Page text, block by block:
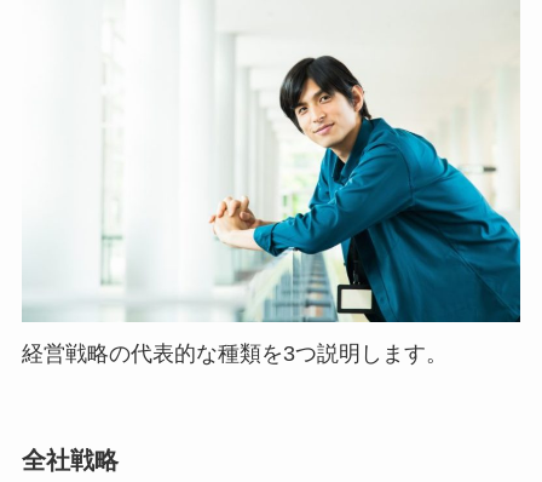
経営戦略の代表的な種類を3つ説明します。
全社戦略